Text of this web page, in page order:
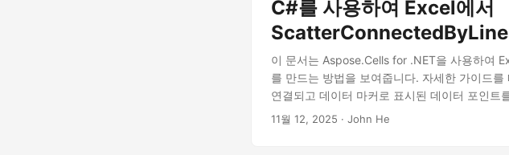
C#를 사용하여 Excel에서
이 문서는 Aspose.Cells for .NET을 사용하여
를 만드는 방법을 보여줍니다. 자세한 가이드
연결되고 데이터 마커로 표시된 데이터 포인트
11월 12, 2025 · John He